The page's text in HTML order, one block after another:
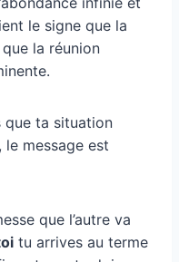
le signe que la
la réunion
que ta situation
message est
que l’autre va
tu arrives au terme